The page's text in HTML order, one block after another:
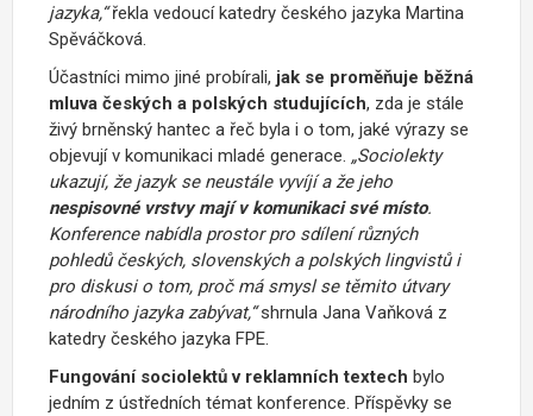
jazyka,“řekla vedoucí katedry českého jazyka Martina
Spěváčková.
Účastníci mimo jiné probírali, jak se proměňuje běžná
mluva českých a polských studujících, zda je stále
živý brněnský hantec a řeč byla i o tom, jaké výrazy se
objevují v komunikaci mladé generace. „Sociolekty
ukazují, že jazyk se neustále vyvíjí a že jeho
nespisovné vrstvy mají v komunikaci své místo.
Konference nabídla prostor pro sdílení různých
pohledů českých, slovenských a polských lingvistů i
pro diskusi o tom, proč má smysl se těmito útvary
národního jazyka zabývat,“shrnula Jana Vaňková z
katedry českého jazyka FPE.
Fungování sociolektů v reklamních textech bylo
jedním z ústředních témat konference. Příspěvky se